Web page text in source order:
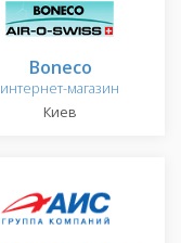
Boneco
интернет-магазин
Киев